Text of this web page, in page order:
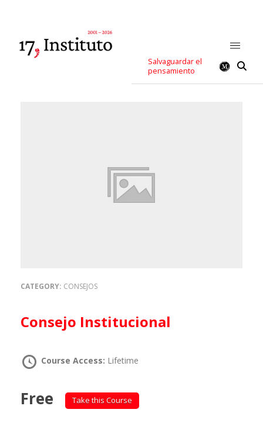
Salvaguardar el
pensamiento
CATEGORY: CONSEJOS
Consejo Institucional
Course Access: Lifetime
Free Take this Course